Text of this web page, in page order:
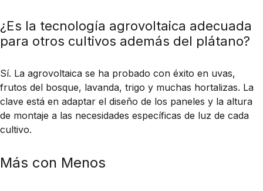
¿Es la tecnología agrovoltaica adecuada
para otros cultivos además del plátano?
Sí. La agrovoltaica se ha probado con éxito en uvas,
frutos del bosque, lavanda, trigo y muchas hortalizas. La
clave está en adaptar el diseño de los paneles y la altura
de montaje a las necesidades específicas de luz de cada
cultivo.
Más con Menos